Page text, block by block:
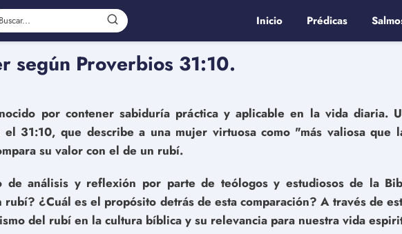
Inicio Prédicas
según Proverbios 31:10.
por contener sabiduría práctica y aplicable en la vida diaria.
el 31:10, que describe a una mujer virtuosa como "más valiosa que
su valor con el de un rubí.
de análisis y reflexión por parte de teólogos y estudiosos de la
¿Cuál es el propósito detrás de esta comparación? A través de
del rubí en la cultura bíblica y su relevancia para nuestra vida